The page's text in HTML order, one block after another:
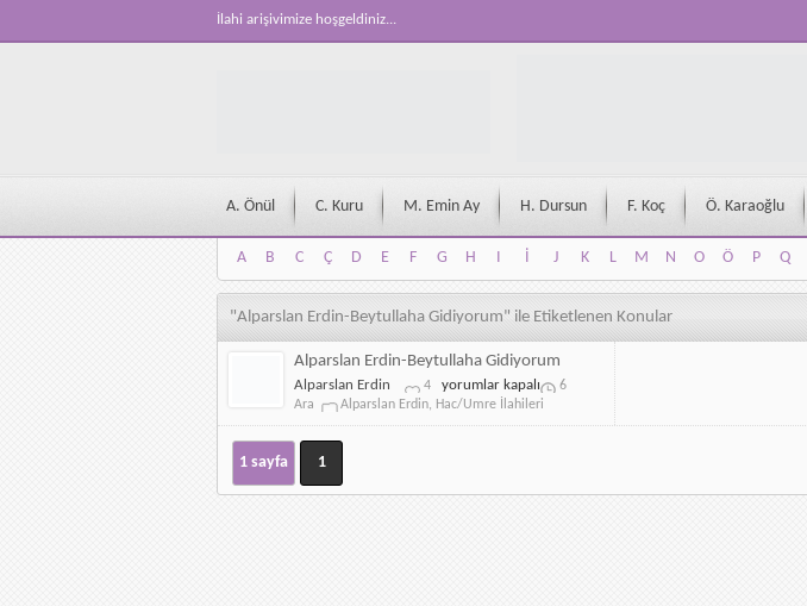
İlahi arişivimize hoşgeldiniz...
A. Önül C. Kuru M. Emin Ay H. Dursun F. Koç Ö. Karaoğlu
A B C Ç D E F G H I İ J K L M N O Ö P Q
A
B C Ç D E F G H I İ J K L M N O Ö P Q
"Alparslan Erdin-Beytullaha Gidiyorum" ile Etiketlenen Konular
Alparslan Erdin-Beytullaha Gidiyorum
Alparslan Erdin 4
Alparslan
Erdin-
Beytullaha
yorumlar kapalı
6
Ara
Alparslan Erdin, Hac/Umre İlahileri
1 sayfa 1